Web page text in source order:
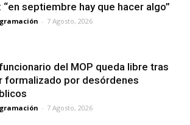
“en septiembre hay que hacer algo”
- 7 Agosto, 2026
del MOP queda libre tras
formalizado por desórdenes
- 7 Agosto, 2026